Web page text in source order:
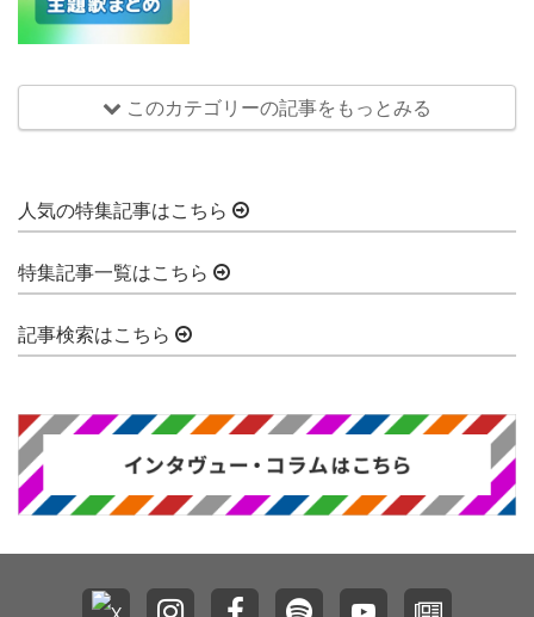
このカテゴリーの記事をもっとみる
人気の特集記事はこちら
特集記事一覧はこちら
記事検索はこちら